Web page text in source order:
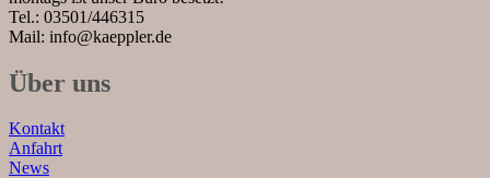
Tel.: 03501/446315
Mail: info@kaeppler.de
Über uns
Kontakt
Anfahrt
News